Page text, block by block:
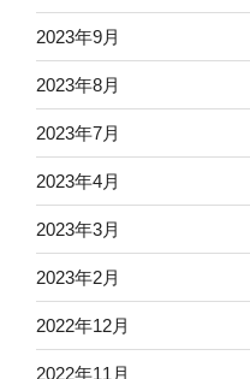
2023年9月
2023年8月
2023年7月
2023年4月
2023年3月
2023年2月
2022年12月
2022年11月